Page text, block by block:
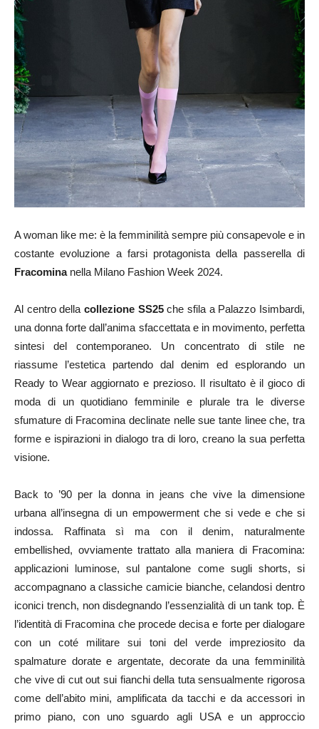
A woman like me: è la femminilità sempre più consapevole e in
costante evoluzione a farsi protagonista della passerella di
Fracominanella Milano Fashion Week 2024.
Al centro della collezione SS25che sfila a Palazzo Isimbardi,
una donna forte dall’anima sfaccettata e in movimento, perfetta
sintesi del contemporaneo. Un concentrato di stile ne
riassume l’estetica partendo dal denim ed esplorando un
Ready to Wear aggiornato e prezioso. Il risultato è il gioco di
moda di un quotidiano femminile e plurale tra le diverse
sfumature di Fracomina declinate nelle sue tante linee che, tra
forme e ispirazioni in dialogo tra di loro, creano la sua perfetta
visione.
Back to ’90 per la donna in jeans che vive la dimensione
urbana all’insegna di un empowerment che si vede e che si
indossa. Raffinata sì ma con il denim, naturalmente
embellished, ovviamente trattato alla maniera di Fracomina:
applicazioni luminose, sul pantalone come sugli shorts, si
accompagnano a classiche camicie bianche, celandosi dentro
iconici trench, non disdegnando l’essenzialità di un tank top. È
l’identità di Fracomina che procede decisa e forte per dialogare
con un coté militare sui toni del verde impreziosito da
spalmature dorate e argentate, decorate da una femminilità
che vive di cut out sui fianchi della tuta sensualmente rigorosa
come dell’abito mini, amplificata da tacchi e da accessori in
primo piano, con uno sguardo agli USA e un approccio